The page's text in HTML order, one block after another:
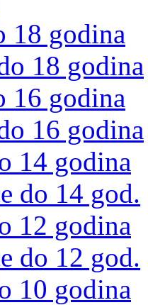
18 godina
18 godina
16 godina
16 godina
14 godina
do 14 god.
12 godina
do 12 god.
10 godina